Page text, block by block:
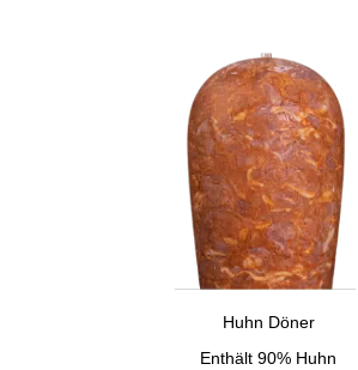
Huhn Döner
Enthält 90% Huhn